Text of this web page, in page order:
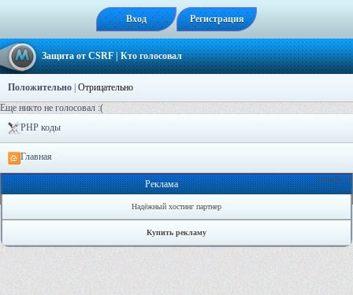
Вход Регистрация
Защита от CSRF| Кто голосовал
Положительно Отрицательно
Еще никто не голосовал :(
PHP коды
Главная
Онлайн: 0
Реклама
Надёжный хостинг партнер
Купить рекламу